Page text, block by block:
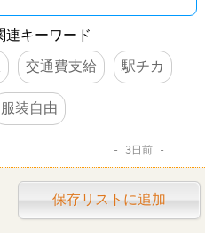
連キーワード
交通費支給 駅チカ
服装自由
3日前
保存リストに追加